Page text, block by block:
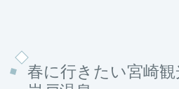
春に行きたい宮崎